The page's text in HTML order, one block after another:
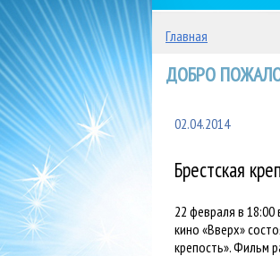
Главная
ДОБРО
02.04.2014
Брестская
22 февраля в
кино «Вверх»
крепость». Фильм